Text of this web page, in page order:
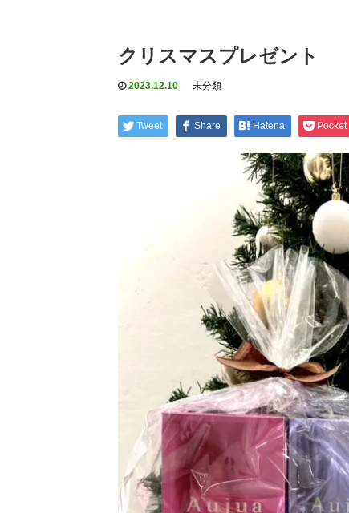
クリスマスプレゼント
2023.12.10 未分類
Tweet Share Hatena Pocket